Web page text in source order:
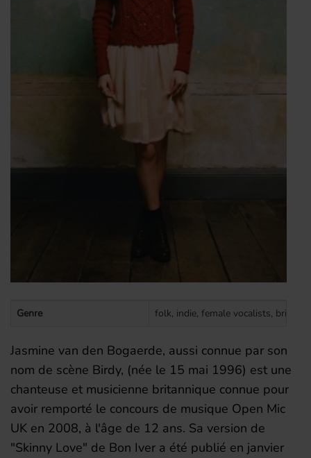
Genre folk, indie, female vocalists, british,
Jasmine van den Bogaerde, aussi connue par son
nom de scène Birdy, (née le 15 mai 1996) est une
chanteuse et musicienne britannique connue pour
avoir remporté le concours de musique Open Mic
UK en 2008, à l'âge de 12 ans. Sa version de
"Skinny Love" de Bon Iver a été publié en janvier